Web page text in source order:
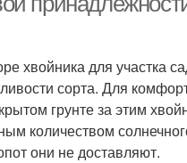
хвойника для участка
сорта. Для
грунте за этим
количеством
они не доставляют.